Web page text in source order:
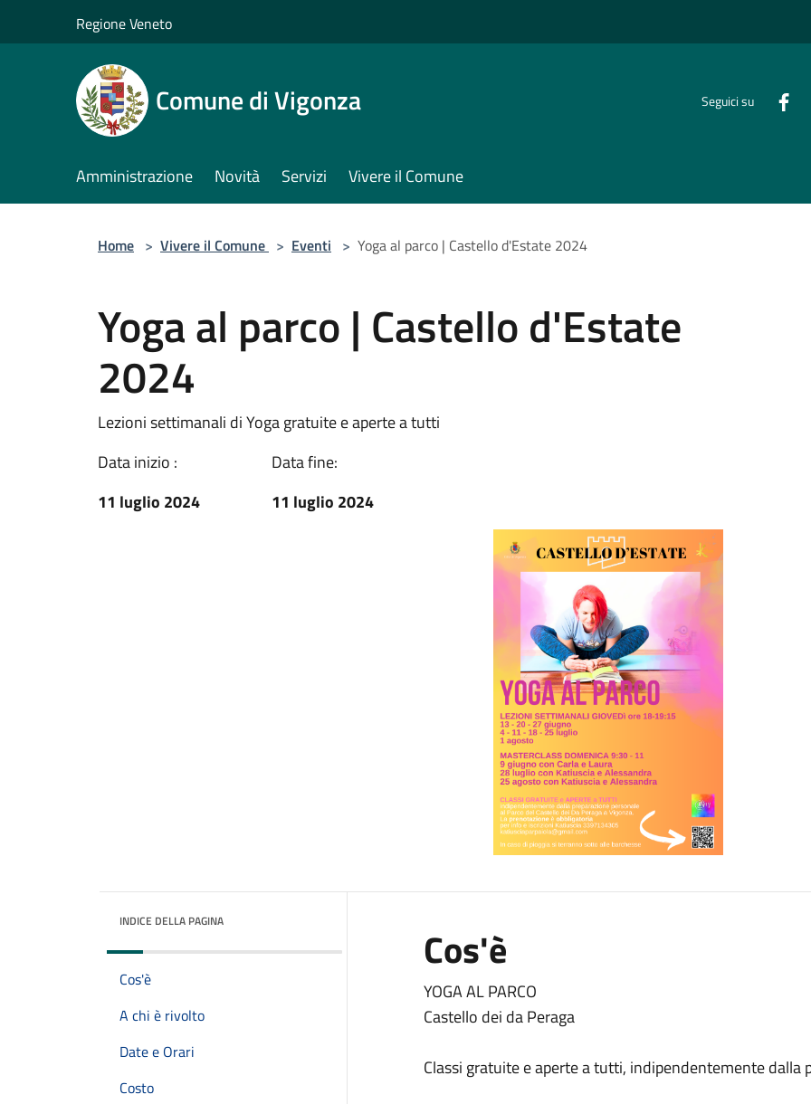
Regione Veneto
Comune di Vigonza Seguici su
Amministrazione Novità Servizi Vivere il Comune
Home > Vivere il Comune > Eventi > Yoga al parco | Castello d'Estate 2024
Yoga al parco | Castello d'Estate
2024
Lezioni settimanali di Yoga gratuite e aperte a tutti
Data inizio :
11 luglio 2024
Data fine:
11 luglio 2024
INDICE DELLA PAGINA
Cos'è
A chi è rivolto
Date e Orari
Costo
Cos'è
YOGA AL PARCO
Castello dei da Peraga
Classi gratuite e aperte a tutti, indipendentemente dalla